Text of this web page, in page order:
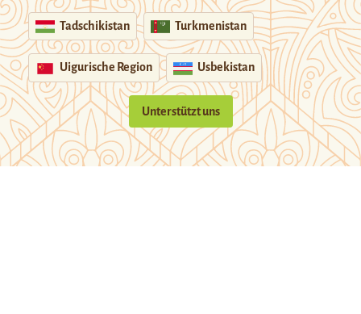
Tadschikistan Turkmenistan
Uigurische Region Usbekistan
Unterstützt uns